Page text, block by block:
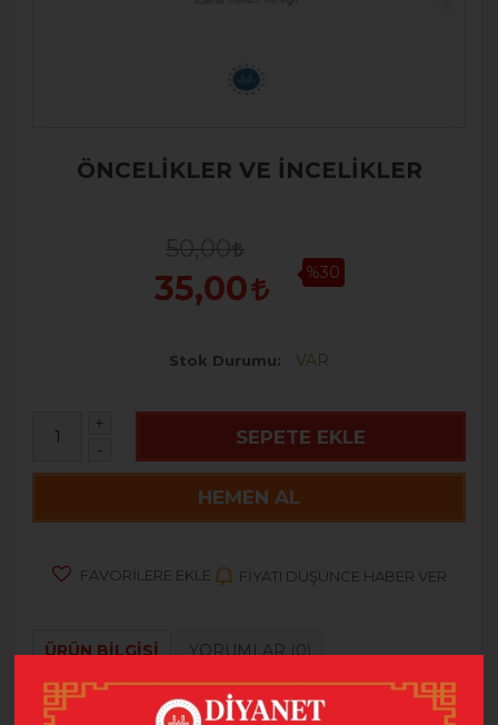
ÖNCELİKLER VE İNCELİKLER
50,00
35,00 %30
Stok Durumu VAR
+
-
SEPETE EKLE
HEMEN AL
FAVORILERE EKLE FIYATI DÜŞÜNCE HABER VER
ÜRÜN BILGISI YORUMLAR(0)